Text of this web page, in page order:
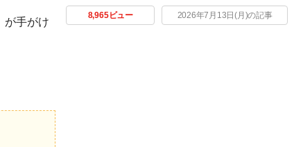
が手がけ
8,965ビュー 2026年7月13日(月)の記事